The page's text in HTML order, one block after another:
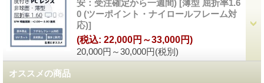
安：受注確定から一週間) [薄型 屈折率1.6
0 (ツーポイント・ナイロールフレーム対
応)]
20,000円～30,000円(税別)
(税込: 22,000円～33,000円)
オススメの商品